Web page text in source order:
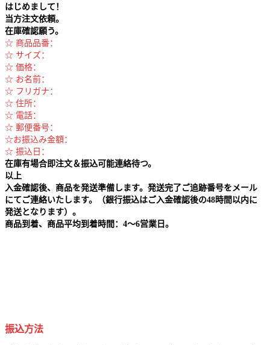
はじめまして！
当方注文依頼。
在庫確認願う。
☆ 商品品番：
☆ サイズ：
☆ 価格：
☆ お名前：
☆ フリガナ：
☆ 住所：
☆ 電話：
☆ 郵便番号：
☆お振込み金額：
☆ 振込日：
在庫有場合即注文＆振込可能連絡待つ。
以上
入金確認後、商品を発送準備します。発送完了ご追跡番号をメール
にてご連絡いたします。（銀行振込はご入金確認後の48時間以内に
発送となります）。
商品到着、商品平均到着時間：4～6営業日。
振込方法